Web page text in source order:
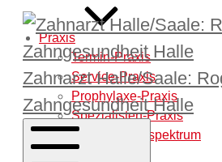
Praxis
Termin-Praxis
Service-Praxis
Prophylaxe-Praxis
Spezialisten-Praxis
Behandlungsspektrum
Zahnarzt Halle/Saale:
Zahngesundheit Halle